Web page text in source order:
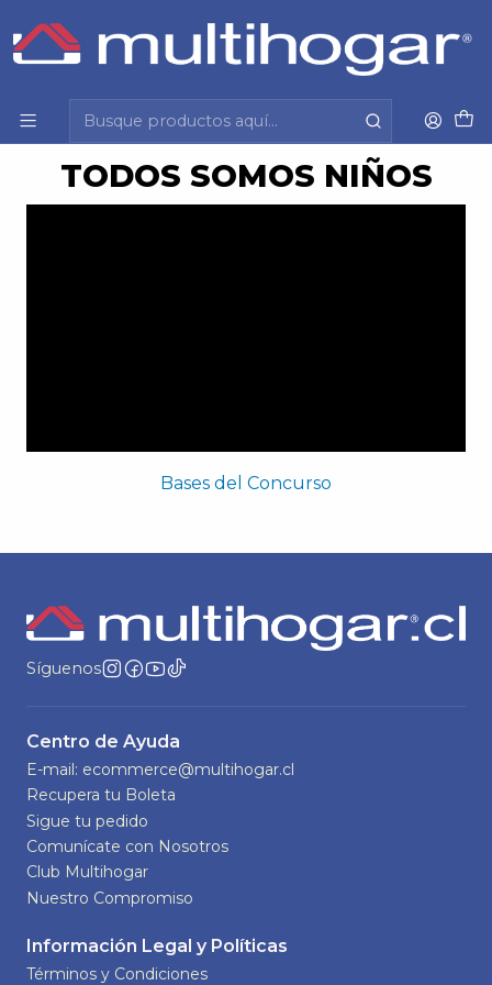
Inicio Todos Somos Niños
Todos Somos Niños
TODOS SOMOS NIÑOS
Bases del Concurso
Síguenos
Centro de Ayuda
E-mail: ecommerce@multihogar.cl
Recupera tu Boleta
Sigue tu pedido
Comunícate con Nosotros
Club Multihogar
Nuestro Compromiso
Información Legal y Políticas
Términos y Condiciones